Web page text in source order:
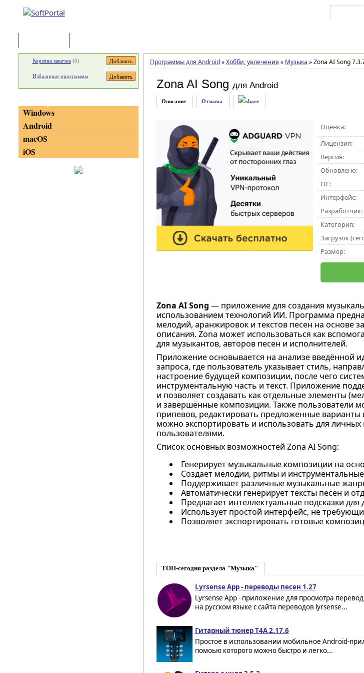
Программы для Android » Хобби, увлечения » Музыка »Zona AI Song
Zona AI Song для Android
Описание Отзывы
Оценка:
Лицензия:
Версия:
Обновлено:
ОС:
Интерфейс:
Разработчик:
Категория:
Загрузок
Размер:
Zona AI Song — приложение для создания
использованием технологий ИИ. Программа
мелодий, аранжировок и текстов песен на основе
описания. Zona может использоваться как
для музыкантов, авторов песен и исполнителей.
Приложение основывается на анализе введённой
запроса, где пользователь указывает стиль,
настроение будущей композиции, после чего
инструментальную часть и текст. Приложение
и позволяет создавать как отдельные элементы
и завершённые композиции. Также пользователи
припевов, редактировать предложенные варианты
можно экспортировать и использовать для
пользователями.
Список основных возможностей Zona AI Song:
Генерирует музыкальные композиции на
Создает мелодии, ритмы и
Поддерживает различные музыкальные
Автоматически генерирует тексты песен и
Предлагает интеллектуальные подсказки для
Использует простой интерфейс, не
Позволяет экспортировать готовые
ТОП-сегодня раздела "Музыка"
Lyrsense App - переводы песен 1.27
Lyrsense App - приложение для просмотра
на русском языке с сайта переводов lyrsense...
Гитарный тюнер T4A 2.17.6
Простое в использовании мобильное Android-
помоью которого можно быстро и легко...
Корзина закачек(0)
Избранные программы
Windows
Android
macOS
iOS